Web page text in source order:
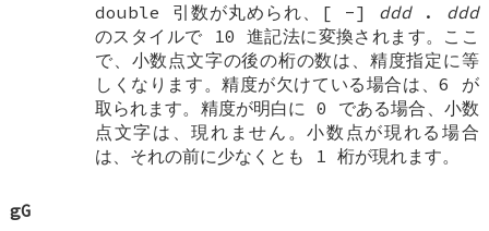
double
引数が丸められ、[ -] ddd .
ddd
のスタイルで 10 進記法に変換されます。ここ
で、小数点文字の後の桁の数は、精度指定に等
しくなります。精度が欠けている場合は、6 が
取られます。精度が明白に 0 である場合、小数
点文字は、現れません。小数点が現れる場合
は、それの前に少なくとも 1 桁が現れます。
gG